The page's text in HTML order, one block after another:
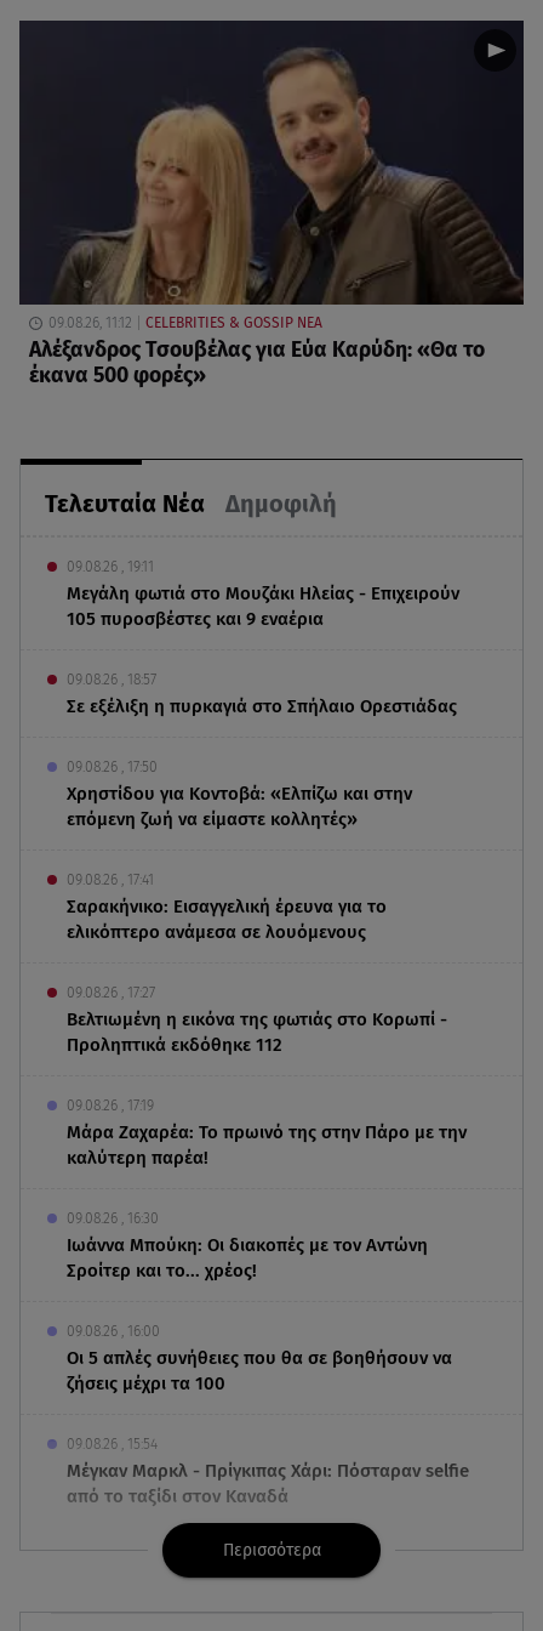
Τελευταία Νέα Δημοφιλή
09.08.26 , 19:11
Μεγάλη φωτιά στο Μουζάκι Ηλείας - Επιχειρούν
105 πυροσβέστες και 9 εναέρια
09.08.26 , 18:57
Σε εξέλιξη η πυρκαγιά στο Σπήλαιο Ορεστιάδας
09.08.26 , 17:50
Χρηστίδου για Κοντοβά: «Ελπίζω και στην
επόμενη ζωή να είμαστε κολλητές»
09.08.26 , 17:41
Σαρακήνικο: Εισαγγελική έρευνα για το
ελικόπτερο ανάμεσα σε λουόμενους
09.08.26 , 17:27
Βελτιωμένη η εικόνα της φωτιάς στο Κορωπί -
Προληπτικά εκδόθηκε 112
09.08.26 , 17:19
Μάρα Ζαχαρέα: Το πρωινό της στην Πάρο με την
καλύτερη παρέα!
09.08.26 , 16:30
Ιωάννα Μπούκη: Οι διακοπές με τον Αντώνη
Σροίτερ και το... χρέος!
09.08.26 , 16:00
Οι 5 απλές συνήθειες που θα σε βοηθήσουν να
ζήσεις μέχρι τα 100
09.08.26 , 15:54
Μέγκαν Μαρκλ - Πρίγκιπας Χάρι: Πόσταραν selfie
από το ταξίδι στον Καναδά
Ιράν: Στη δημοσιότητα νέο βίντεο με τον
Μοτζταμπά Χαμενεΐ
Περισσότερα
09.08.26, 11:12 CELEBRITIES & GOSSIP ΝΕΑ
Αλέξανδρος Τσουβέλας για Εύα Καρύδη: «Θα το
έκανα 500 φορές»